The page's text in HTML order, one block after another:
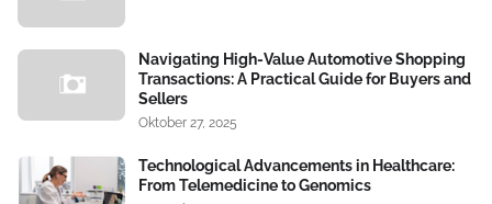
Navigating High-Value Automotive Shopping
Transactions: A Practical Guide for Buyers and
Sellers
Oktober 27, 2025
Technological Advancements in Healthcare:
From Telemedicine to Genomics